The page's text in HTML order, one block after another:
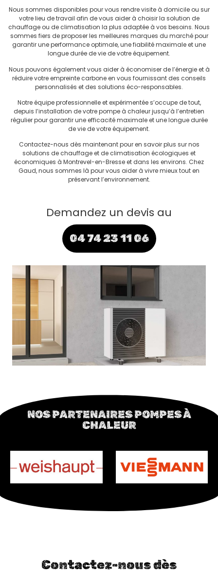
Nous sommes disponibles pour vous rendre visite à domicile ou sur
votre lieu de travail afin de vous aider à choisir la solution de
chauffage ou de climatisation la plus adaptée à vos besoins. Nous
sommes fiers de proposer les meilleures marques du marché pour
garantir une performance optimale, une fiabilité maximale et une
longue durée de vie de votre équipement.
Nous pouvons également vous aider à économiser de l’énergie et à
réduire votre empreinte carbone en vous fournissant des conseils
personnalisés et des solutions éco-responsables.
Notre équipe professionnelle et expérimentée s’occupe de tout,
depuis l’installation de votre pompe à chaleur jusqu’à l’entretien
régulier pour garantir une efficacité maximale et une longue durée
de vie de votre équipement.
Contactez-nous dès maintenant pour en savoir plus sur nos
solutions de chauffage et de climatisation écologiques et
économiques à Montrevel-en-Bresse et dans les environs. Chez
Gaud, nous sommes là pour vous aider à vivre mieux tout en
préservant l’environnement.
Demandez un devis au
04 74 23 11 06
NOS PARTENAIRES POMPES À
CHALEUR
Contactez-nous dès